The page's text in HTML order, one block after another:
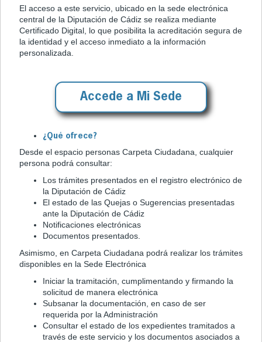
El acceso a este servicio, ubicado en la sede electrónica
central de la Diputación de Cádiz se realiza mediante
Certificado Digital, lo que posibilita la acreditación segura de
la identidad y el acceso inmediato a la información
personalizada.
Accede a Mi Sede
¿Qué ofrece?
Desde el espacio personas Carpeta Ciudadana, cualquier
persona podrá consultar:
Los trámites presentados en el registro electrónico de
la Diputación de Cádiz
El estado de las Quejas o Sugerencias presentadas
ante la Diputación de Cádiz
Notificaciones electrónicas
Documentos presentados.
Asimismo, en Carpeta Ciudadana podrá realizar los trámites
disponibles en la Sede Electrónica
Iniciar la tramitación, cumplimentando y firmando la
solicitud de manera electrónica
Subsanar la documentación, en caso de ser
requerida por la Administración
Consultar el estado de los expedientes tramitados a
través de este servicio y los documentos asociados a